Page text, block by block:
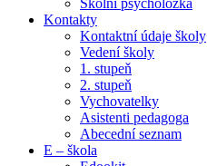
Školní psycholožka
Kontakty
Kontaktní údaje školy
Vedení školy
1. stupeň
2. stupeň
Vychovatelky
Asistenti pedagoga
Abecední seznam
E – škola